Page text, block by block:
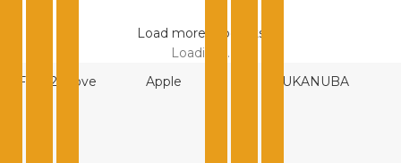
Load more products
Loading...
Free 2 Move
Apple EUKANUBA